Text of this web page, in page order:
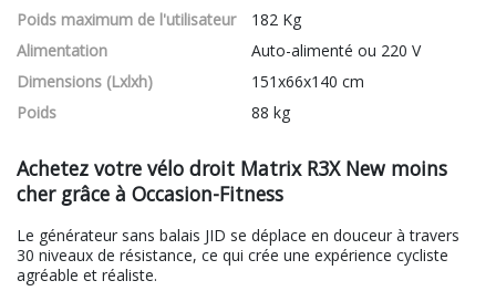
Poids maximum de l'utilisateur
182 Kg
Alimentation
Auto-alimenté ou 220 V
Dimensions (Lxlxh)
151x66x140 cm
Poids
88 kg
Achetez votre vélo droit Matrix R3X New moins
cher grâce à Occasion-Fitness
Le générateur sans balais JID se déplace en douceur à travers
30 niveaux de résistance, ce qui crée une expérience cycliste
agréable et réaliste.